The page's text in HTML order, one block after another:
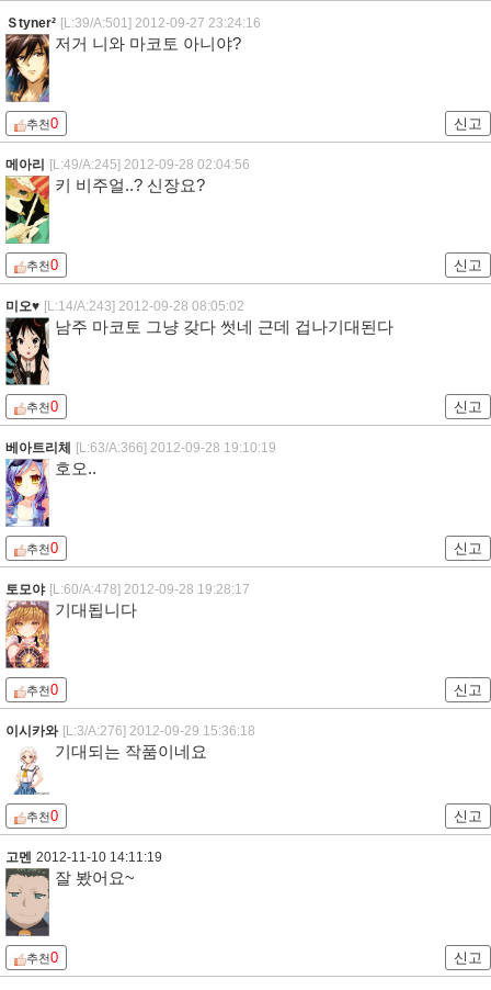
Ｓtyner² [L:39/A:501] 2012-09-27 23:24:16
저거 니와 마코토 아니야?
추천0 신고
메아리 [L:49/A:245] 2012-09-28 02:04:56
키 비주얼..? 신장요?
추천0 신고
미오♥ [L:14/A:243] 2012-09-28 08:05:02
남주 마코토 그냥 갖다 썻네 근데 겁나기대된다
추천0 신고
베아트리체 [L:63/A:366] 2012-09-28 19:10:19
호오..
추천0 신고
토모야 [L:60/A:478] 2012-09-28 19:28:17
기대됩니다
추천0 신고
이시카와 [L:3/A:276] 2012-09-29 15:36:18
기대되는 작품이네요
추천0 신고
고멘 2012-11-10 14:11:19
잘 봤어요~
추천0 신고